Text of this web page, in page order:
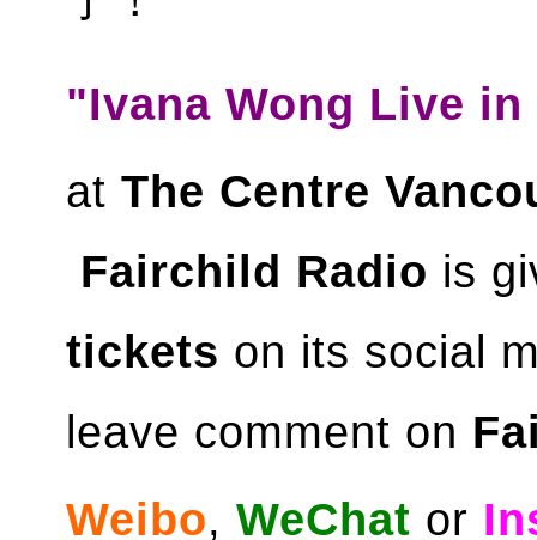
"Ivana Wong Live
at The Centre
Fairchild Radio is
tickets on its social
leave comment on
Weibo, WeChat or